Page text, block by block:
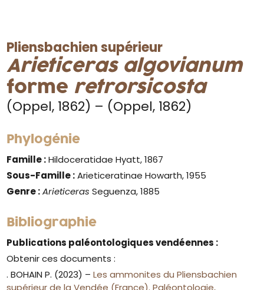
Pliensbachien supérieur
Arieticeras algovianum
forme retrorsicosta
(Oppel, 1862) – (Oppel, 1862)
Phylogénie
Famille :Hildoceratidae Hyatt, 1867
Sous-Famille :Arieticeratinae Howarth, 1955
Genre : Arieticeras Seguenza, 1885
Bibliographie
Publications paléontologiques vendéennes :
Obtenir ces documents :
. BOHAIN P. (2023) –Les ammonites du Pliensbachien
supérieur de la Vendée (France). Paléontologie,